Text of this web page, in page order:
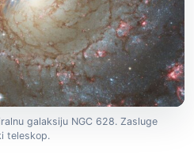
galaksiju NGC 628. Zasluge
teleskop.